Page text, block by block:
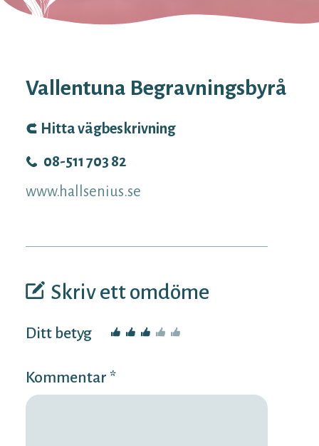
Kommentar *
Skriv ett omdöme
Ditt betyg
Vallentuna Begravningsbyrå
Hitta vägbeskrivning
08-511 703 82
www.hallsenius.se